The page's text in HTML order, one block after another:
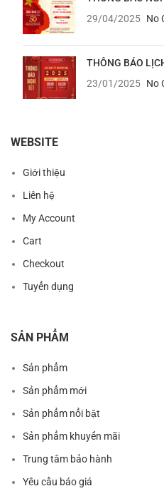
29/04/2025 No
THÔNG BÁO
23/01/2025 No
WEBSITE
Giới thiệu
Liên hệ
My Account
Cart
Checkout
Tuyển dụng
SẢN PHẨM
Sản phẩm
Sản phẩm mới
Sản phẩm nổi bật
Sản phẩm khuyến mãi
Trung tâm bảo hành
Yêu cầu báo giá